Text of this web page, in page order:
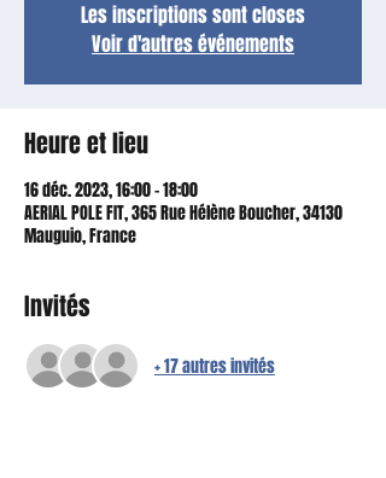
Les inscriptions sont closes
Voir d'autres événements
Heure et lieu
16 déc. 2023, 16:00 – 18:00
AERIAL POLE FIT, 365 Rue Hélène Boucher, 34130
Mauguio, France
Invités
+ 17 autres invités